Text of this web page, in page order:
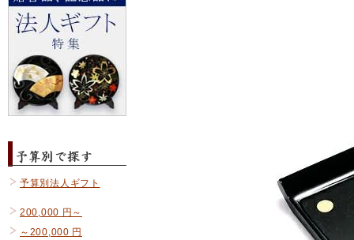
予算別法人ギフト
200,000 円～
～200,000 円